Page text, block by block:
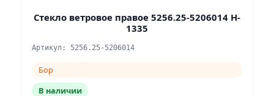
Стекло ветровое правое 5256.25-5206014 H-
1335
Артикул: 5256.25-5206014
Бор
В наличии